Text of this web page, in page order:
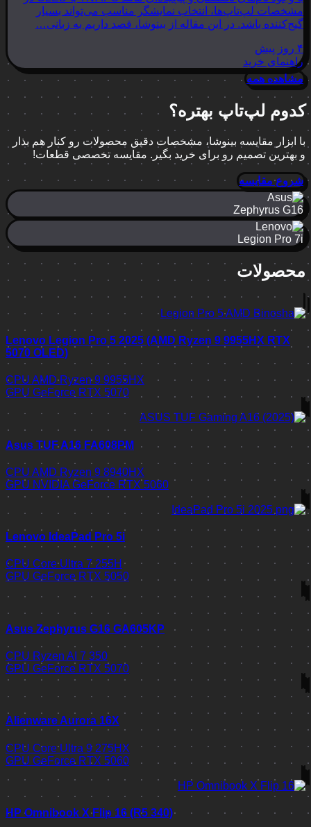
مشخصات لپ‌تاپ‌ها، انتخاب نمایشگر مناسب می‌تواند بسیار
گیج‌کننده باشد. در این مقاله از بینوشا، قصد داریم به زبانی…
۴ روز پیش
راهنمای خرید
مشاهده همه
کدوم لپ‌تاپ بهتره؟
با ابزار مقایسه بینوشا، مشخصات دقیق محصولات رو کنار هم بذار
و بهترین تصمیم رو برای خرید بگیر. مقایسه تخصصی قطعات!
شروع مقایسه
Zephyrus G16
Legion Pro 7i
محصولات
Lenovo Legion Pro 5 2025 (AMD Ryzen 9 9955HX RTX
5070 OLED)
CPU AMD Ryzen 9 9955HX
GPU GeForce RTX 5070
Asus TUF A16 FA608PM
CPU AMD Ryzen 9 8940HX
GPU NVIDIA GeForce RTX 5060
Lenovo IdeaPad Pro 5i
CPU Core Ultra 7 255H
GPU GeForce RTX 5050
Asus Zephyrus G16 GA605KP
CPU Ryzen AI 7 350
GPU GeForce RTX 5070
Alienware Aurora 16X
CPU Core Ultra 9 275HX
GPU GeForce RTX 5060
HP Omnibook X Flip 16 (R5 340)